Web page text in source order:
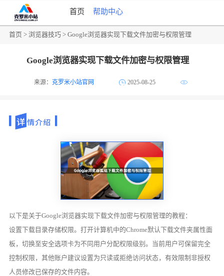
首页 帮助中心
首页 >浏览器技巧 > Google浏览器实现下载文件加密与权限管理
Google浏览器实现下载文件加密与权限管理
来源：克罗米小站官网 2025-08-25
以下是关于Google浏览器实现下载文件加密与权限管理的教程：
设置下载目录存储权限。打开计算机中的Chrome默认下载文件夹属性面
板，切换至安全选项卡为不同用户分配权限级别。当前用户可保留完全
控制权限，其他账户建议设置为只读或拒绝访问状态，有效限制非授权
人员修改已保存的文件内容。